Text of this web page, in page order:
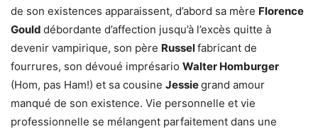
de son existences apparaissent, d’abord sa mère Florence
Gould débordante d’affection jusqu’à l’excès quitte à
devenir vampirique, son père Russelfabricant de
fourrures, son dévoué imprésario Walter Homburger
(Hom, pas Ham!) et sa cousine Jessiegrand amour
manqué de son existence. Vie personnelle et vie
professionnelle se mélangent parfaitement dans une